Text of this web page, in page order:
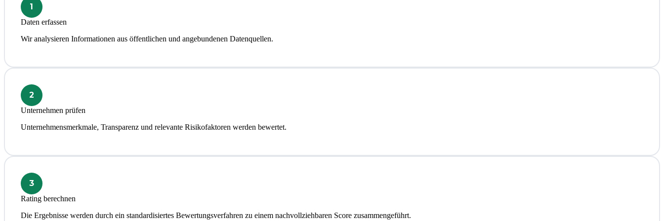
1
Daten erfassen
Wir analysieren Informationen aus öffentlichen und angebundenen Datenquellen.
2
Unternehmen prüfen
Unternehmensmerkmale, Transparenz und relevante Risikofaktoren werden bewertet.
3
Rating berechnen
Die Ergebnisse werden durch ein standardisiertes Bewertungsverfahren zu einem nachvollziehbaren Score zusammengeführt.